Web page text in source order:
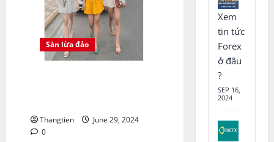
Sàn lừa đảo
Thangtien
June 29, 2024
0
Xem
tin tức
Forex
ở đâu
?
SEP 16,
2024